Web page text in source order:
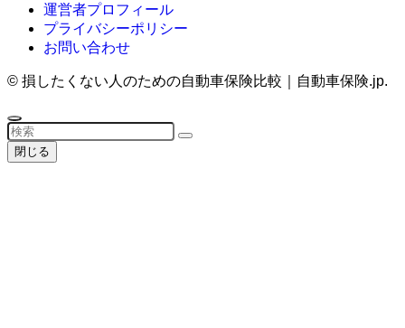
運営者プロフィール
プライバシーポリシー
お問い合わせ
© 損したくない人のための自動車保険比較｜自動車保険.jp.
閉じる